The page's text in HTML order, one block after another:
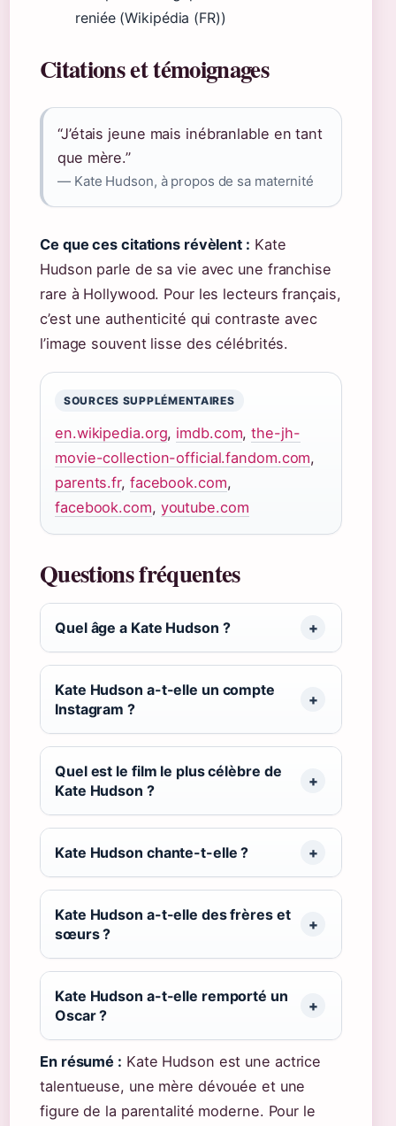
reniée (Wikipédia (FR))
Citations et témoignages
“J’étais jeune mais inébranlable en tant
que mère.”
— Kate Hudson, à propos de sa maternité
Ce que ces citations révèlent : Kate
Hudson parle de sa vie avec une franchise
rare à Hollywood. Pour les lecteurs français,
c’est une authenticité qui contraste avec
l’image souvent lisse des célébrités.
SOURCES SUPPLÉMENTAIRES
en.wikipedia.org, imdb.com,the-jh-
movie-collection-official.fandom.com,
parents.fr, facebook.com,
facebook.com, youtube.com
Questions fréquentes
Quel âge a Kate Hudson ?
Kate Hudson a-t-elle un compte
Instagram ?
Quel est le film le plus célèbre de
Kate Hudson ?
Kate Hudson chante-t-elle ?
Kate Hudson a-t-elle des frères et
sœurs ?
Kate Hudson a-t-elle remporté un
Oscar ?
En résumé : Kate Hudson est une actrice
talentueuse, une mère dévouée et une
figure de la parentalité moderne. Pour le